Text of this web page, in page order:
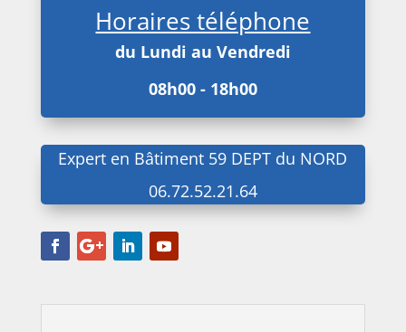
Horaires téléphone
du Lundi au Vendredi
08h00 - 18h00
Expert en Bâtiment 59 DEPT du NORD
06.72.52.21.64